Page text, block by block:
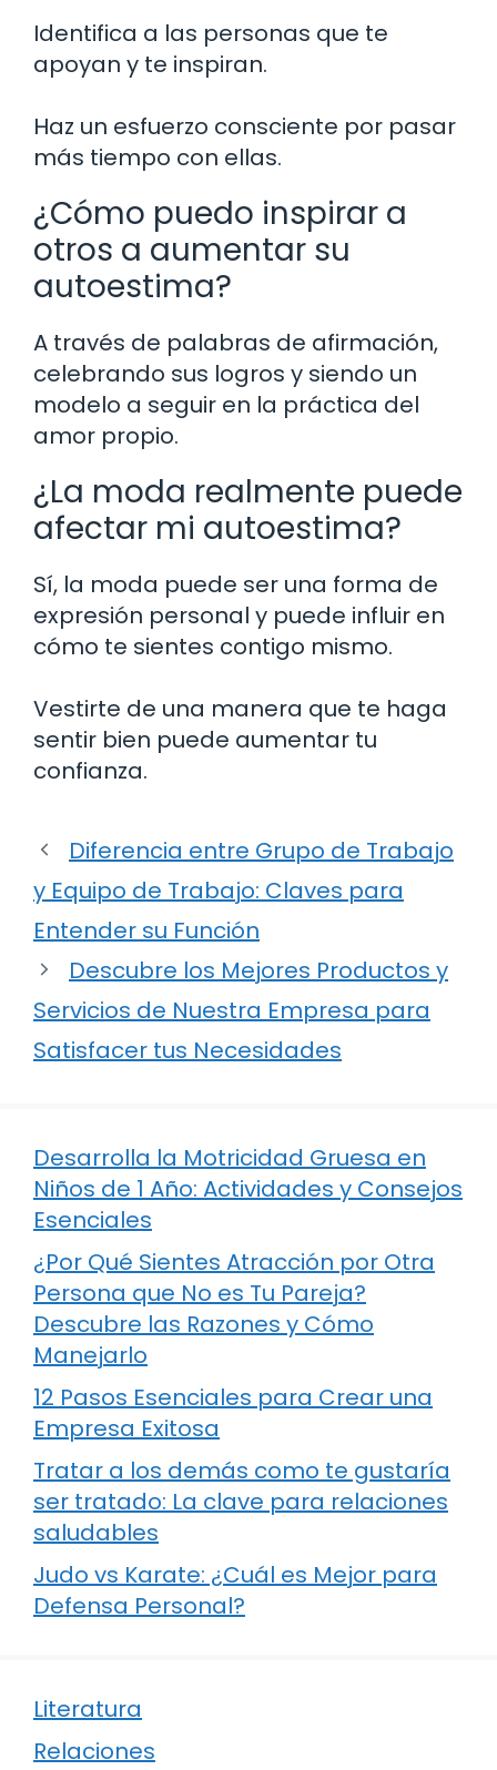
Identifica a las personas que te
apoyan y te inspiran.
Haz un esfuerzo consciente por pasar
más tiempo con ellas.
¿Cómo puedo inspirar a
otros a aumentar su
autoestima?
A través de palabras de afirmación,
celebrando sus logros y siendo un
modelo a seguir en la práctica del
amor propio.
¿La moda realmente puede
afectar mi autoestima?
Sí, la moda puede ser una forma de
expresión personal y puede influir en
cómo te sientes contigo mismo.
Vestirte de una manera que te haga
sentir bien puede aumentar tu
confianza.
Diferencia entre Grupo de Trabajo
y Equipo de Trabajo: Claves para
Entender su Función
Descubre los Mejores Productos y
Servicios de Nuestra Empresa para
Satisfacer tus Necesidades
Desarrolla la Motricidad Gruesa en
Niños de 1 Año: Actividades y Consejos
Esenciales
¿Por Qué Sientes Atracción por Otra
Persona que No es Tu Pareja?
Descubre las Razones y Cómo
Manejarlo
12 Pasos Esenciales para Crear una
Empresa Exitosa
Tratar a los demás como te gustaría
ser tratado: La clave para relaciones
saludables
Judo vs Karate: ¿Cuál es Mejor para
Defensa Personal?
Literatura
Relaciones